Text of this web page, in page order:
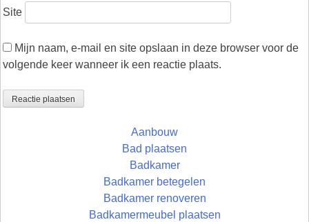
Site
Mijn naam, e-mail en site opslaan in deze browser voor de
volgende keer wanneer ik een reactie plaats.
Aanbouw
Bad plaatsen
Badkamer
Badkamer betegelen
Badkamer renoveren
Badkamermeubel plaatsen